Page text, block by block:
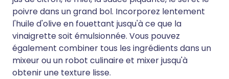
poivre dans un grand bol. Incorporez lentement
l'huile d'olive en fouettant jusqu'à ce que la
vinaigrette soit émulsionnée. Vous pouvez
également combiner tous les ingrédients dans un
mixeur ou un robot culinaire et mixer jusqu'à
obtenir une texture lisse.